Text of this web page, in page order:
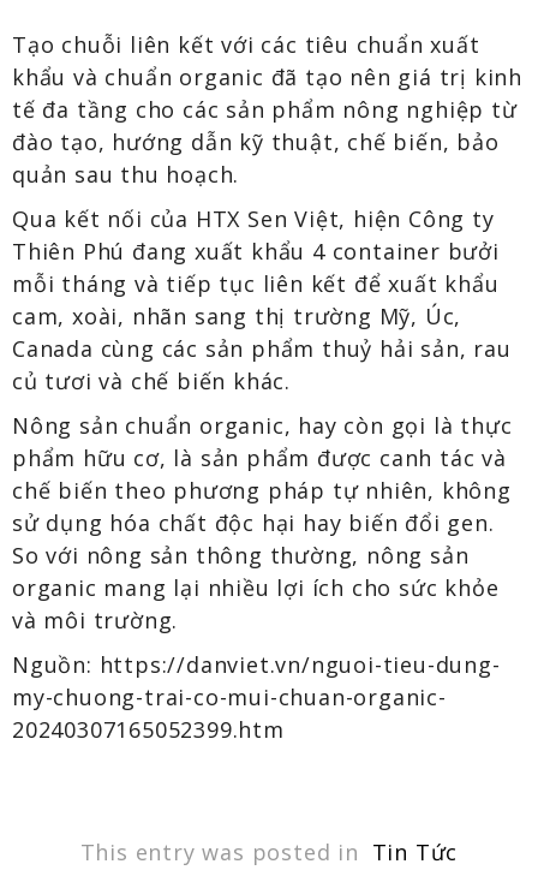
Tạo chuỗi liên kết với các tiêu chuẩn xuất
khẩu và chuẩn organic đã tạo nên giá trị kinh
tế đa tầng cho các sản phẩm nông nghiệp từ
đào tạo, hướng dẫn kỹ thuật, chế biến, bảo
quản sau thu hoạch.
Qua kết nối của HTX Sen Việt, hiện Công ty
Thiên Phú đang xuất khẩu 4 container bưởi
mỗi tháng và tiếp tục liên kết để xuất khẩu
cam, xoài, nhãn sang thị trường Mỹ, Úc,
Canada cùng các sản phẩm thuỷ hải sản, rau
củ tươi và chế biến khác.
Nông sản chuẩn organic, hay còn gọi là thực
phẩm hữu cơ, là sản phẩm được canh tác và
chế biến theo phương pháp tự nhiên, không
sử dụng hóa chất độc hại hay biến đổi gen.
So với nông sản thông thường, nông sản
organic mang lại nhiều lợi ích cho sức khỏe
và môi trường.
Nguồn: https://danviet.vn/nguoi-tieu-dung-
my-chuong-trai-co-mui-chuan-organic-
20240307165052399.htm
This entry was posted in Tin Tức